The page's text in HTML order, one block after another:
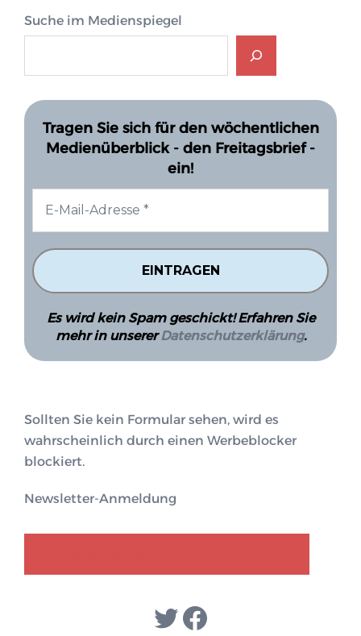
Suche im Medienspiegel
Tragen Sie sich für den wöchentlichen
Medienüberblick - den Freitagsbrief -
ein!
Es wird kein Spam geschickt! Erfahren Sie
mehr in unsererDatenschutzerklärung.
Sollten Sie kein Formular sehen, wird es
wahrscheinlich durch einen Werbeblocker
blockiert.
Newsletter-Anmeldung
Twitter
Facebook